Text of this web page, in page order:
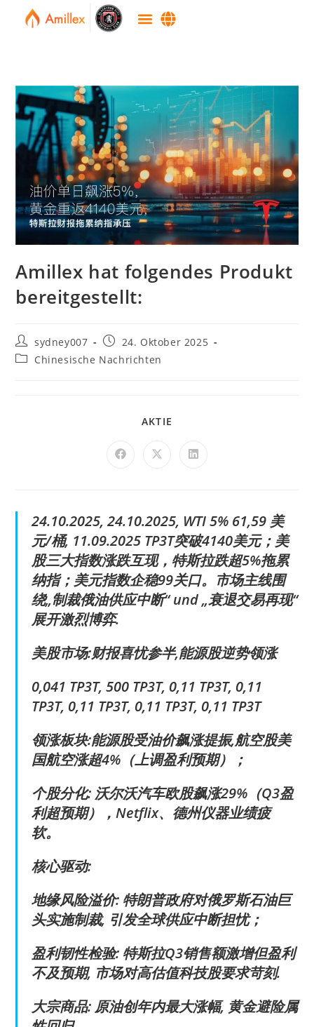
Amillex hat folgendes Produkt
bereitgestellt:
sydney007
24. Oktober 2025
Chinesische Nachrichten
AKTIE
24.10.2025, 24.10.2025, WTI 5% 61,59 美
元/桶, 11.09.2025 TP3T突破4140美元；美
股三大指数涨跌互现，特斯拉跌超5%拖累
纳指；美元指数企稳99关口。市场主线围
绕„制裁俄油供应中断“ und „衰退交易再现“
展开激烈博弈.
美股市场:财报喜忧参半,能源股逆势领涨
0,041 TP3T, 500 TP3T, 0,11 TP3T, 0,11
TP3T, 0,11 TP3T, 0,11 TP3T, 0,11 TP3T
领涨板块:能源股受油价飙涨提振,航空股美
国航空涨超4%（上调盈利预期）；
个股分化: 沃尔沃汽车欧股飙涨29%（Q3盈
利超预期），Netflix、德州仪器业绩疲
软。
核心驱动:
地缘风险溢价: 特朗普政府对俄罗斯石油巨
头实施制裁, 引发全球供应中断担忧；
盈利韧性检验: 特斯拉Q3销售额激增但盈利
不及预期, 市场对高估值科技股要求苛刻.
大宗商品: 原油创年内最大涨幅, 黄金避险属